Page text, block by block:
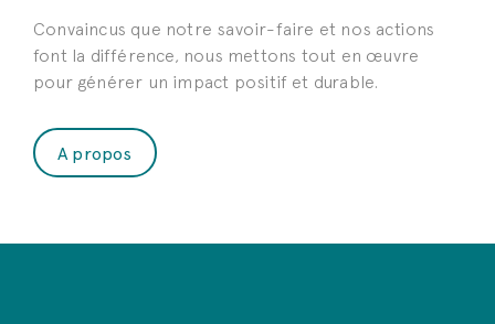
Convaincus que notre savoir-faire et nos actions
font la différence, nous mettons tout en œuvre
pour générer un impact positif et durable.
A propos